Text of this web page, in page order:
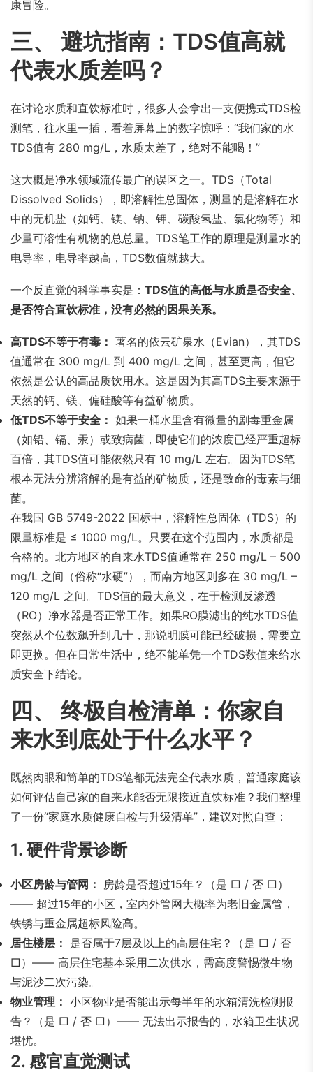
康冒险。
三、 避坑指南：TDS值高就
代表水质差吗？
在讨论水质和直饮标准时，很多人会拿出一支便携式TDS检
测笔，往水里一插，看着屏幕上的数字惊呼：“我们家的水
TDS值有 280 mg/L，水质太差了，绝对不能喝！”
这大概是净水领域流传最广的误区之一。TDS（Total
Dissolved Solids），即溶解性总固体，测量的是溶解在水
中的无机盐（如钙、镁、钠、钾、碳酸氢盐、氯化物等）和
少量可溶性有机物的总总量。TDS笔工作的原理是测量水的
电导率，电导率越高，TDS数值就越大。
一个反直觉的科学事实是： TDS值的高低与水质是否安全、
是否符合直饮标准，没有必然的因果关系。
高TDS不等于有毒： 著名的依云矿泉水（Evian），其TDS
值通常在 300 mg/L 到 400 mg/L 之间，甚至更高，但它
依然是公认的高品质饮用水。这是因为其高TDS主要来源于
天然的钙、镁、偏硅酸等有益矿物质。
低TDS不等于安全： 如果一桶水里含有微量的剧毒重金属
（如铅、镉、汞）或致病菌，即使它们的浓度已经严重超标
百倍，其TDS值可能依然只有 10 mg/L 左右。因为TDS笔
根本无法分辨溶解的是有益的矿物质，还是致命的毒素与细
菌。
在我国 GB 5749-2022 国标中，溶解性总固体（TDS）的
限量标准是 ≤ 1000 mg/L。只要在这个范围内，水质都是
合格的。北方地区的自来水TDS值通常在 250 mg/L – 500
mg/L 之间（俗称“水硬”），而南方地区则多在 30 mg/L –
120 mg/L 之间。TDS值的最大意义，在于检测反渗透
（RO）净水器是否正常工作。如果RO膜滤出的纯水TDS值
突然从个位数飙升到几十，那说明膜可能已经破损，需要立
即更换。但在日常生活中，绝不能单凭一个TDS数值来给水
质安全下结论。
四、 终极自检清单：你家自
来水到底处于什么水平？
既然肉眼和简单的TDS笔都无法完全代表水质，普通家庭该
如何评估自己家的自来水能否无限接近直饮标准？我们整理
了一份“家庭水质健康自检与升级清单”，建议对照自查：
1. 硬件背景诊断
小区房龄与管网：
房龄是否超过15年？（是 □ / 否 □）
—— 超过15年的小区，室内外管网大概率为老旧金属管，
铁锈与重金属超标风险高。
居住楼层： 是否属于7层及以上的高层住宅？（是 □ / 否
□）—— 高层住宅基本采用二次供水，需高度警惕微生物
与泥沙二次污染。
物业管理： 小区物业是否能出示每半年的水箱清洗检测报
告？（是 □ / 否 □）—— 无法出示报告的，水箱卫生状况
堪忧。
2. 感官直觉测试